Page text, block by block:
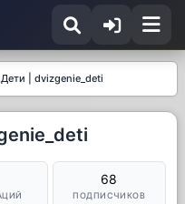
| dvizgenie_deti
68
ПОДПИСЧИКОВ